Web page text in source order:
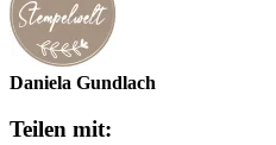
Daniela Gundlach
Teilen mit: